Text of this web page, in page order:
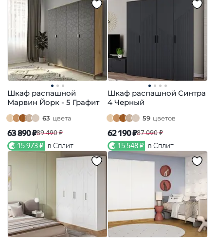
Шкаф распашной
Марвин Йорк - 5 Графит
63 цвета
63 890 ₽89 490 ₽
15 973 ₽ в Сплит
Шкаф распашной Синтра
4 Черный
59 цветов
62 190 ₽87 090 ₽
15 548 ₽ в Сплит